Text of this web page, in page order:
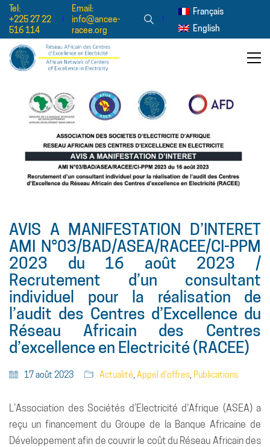
Tel:
+225 27 22
516 114
Email:
info@ancee-
racee.org
Français
English
AVIS A MANIFESTATION D’INTERET
AMI N°03/BAD/ASEA/RACEE/CI-PPM
2023 du 16 août 2023 /
Recrutement d’un consultant
individuel pour la réalisation de
l’audit des Centres d’Excellence du
Réseau Africain des Centres
d’excellence en Electricité (RACEE)
17 août 2023 Actualité Appel d'offres Publications
L’Association des Sociétés d’Electricité d’Afrique (ASEA) a
reçu un financement du Groupe de la Banque Africaine de
Développement afin de couvrir le coût du Réseau Africain des